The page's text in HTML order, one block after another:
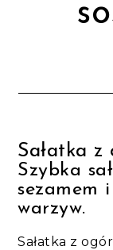
Sałatka
Szybka
sezamem
warzyw.
Sałatka z